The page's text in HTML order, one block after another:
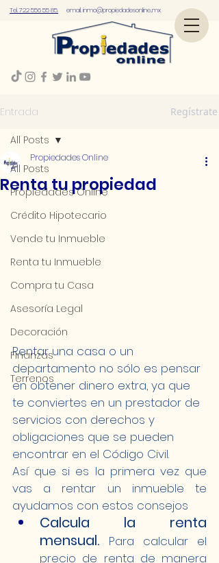
Tel. 722 556 55 85. email.inmo@propiedadesonline..mx
Entrada Regístrate
All Posts
Propiedades Online
Crédito Hipotecario
Vende tu Inmueble
Renta tu Inmueble
Compra tu Casa
Asesoría Legal
Decoración
Finanzas
Terrenos
All Posts
Renta tu propiedad
Propiedades Online
Rentar una casa o un
departamento no sólo es pensar
en obtener dinero extra, ya que
te conviertes en un prestador de
servicios con derechos y
obligaciones que se pueden
encontrar en el Código Civil.
Así que si es la primera vez que
vas a rentar un inmueble te
ayudamos con estos consejos
Calcula la renta
mensual.
Para calcular el
precio de renta de manera